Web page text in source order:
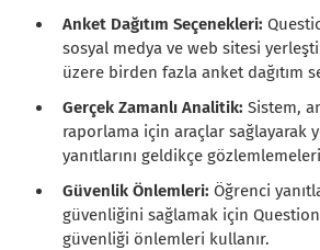
Anket Dağıtım Seçenekleri:
sosyal medya ve web sitesi
üzere birden fazla anket dağıtım
Gerçek Zamanlı Analitik:Sistem,
raporlama için araçlar sağlayarak
yanıtlarını geldikçe
Güvenlik Önlemleri:Öğrenci
güvenliğini sağlamak için
güvenliği önlemleri kullanır.